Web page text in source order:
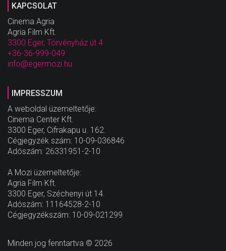
KAPCSOLAT
Cinema Agria
Agria Film Kft.
3300 Eger, Törvényház út 4
+36-36-999-049
info@egermozi.hu
IMPRESSZUM
A weboldal üzemeltetője:
Cinema Center Kft.
3300 Eger, Cifrakapu u. 162.
Cégjegyzék szám: 10-09-036846
Adószám: 26331951-2-10
A Mozi üzemeltetője:
Agria Film Kft.
3300 Eger, Széchenyi út 14.
Adószám: 11164528-2-10
Cégjegyzékszám: 10-09-021299
Minden jog fenntartva © 2026